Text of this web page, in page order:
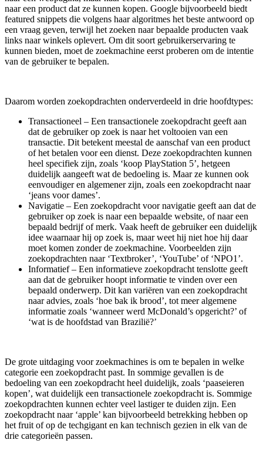
naar een product dat ze kunnen kopen. Google bijvoorbeeld biedt
featured snippets die volgens haar algoritmes het beste antwoord op
een vraag geven, terwijl het zoeken naar bepaalde producten vaak
links naar winkels oplevert. Om dit soort gebruikerservaring te
kunnen bieden, moet de zoekmachine eerst proberen om de intentie
van de gebruiker te bepalen.
Daarom worden zoekopdrachten onderverdeeld in drie hoofdtypes:
Transactioneel – Een transactionele zoekopdracht geeft aan
dat de gebruiker op zoek is naar het voltooien van een
transactie. Dit betekent meestal de aanschaf van een product
of het betalen voor een dienst. Deze zoekopdrachten kunnen
heel specifiek zijn, zoals ‘koop PlayStation 5’, hetgeen
duidelijk aangeeft wat de bedoeling is. Maar ze kunnen ook
eenvoudiger en algemener zijn, zoals een zoekopdracht naar
‘jeans voor dames’.
Navigatie – Een zoekopdracht voor navigatie geeft aan dat de
gebruiker op zoek is naar een bepaalde website, of naar een
bepaald bedrijf of merk. Vaak heeft de gebruiker een duidelijk
idee waarnaar hij op zoek is, maar weet hij niet hoe hij daar
moet komen zonder de zoekmachine. Voorbeelden zijn
zoekopdrachten naar ‘Textbroker’, ‘YouTube’ of ‘NPO1’.
Informatief – Een informatieve zoekopdracht tenslotte geeft
aan dat de gebruiker hoopt informatie te vinden over een
bepaald onderwerp. Dit kan variëren van een zoekopdracht
naar advies, zoals ‘hoe bak ik brood’, tot meer algemene
informatie zoals ‘wanneer werd McDonald’s opgericht?’ of
‘wat is de hoofdstad van Brazilië?’
De grote uitdaging voor zoekmachines is om te bepalen in welke
categorie een zoekopdracht past. In sommige gevallen is de
bedoeling van een zoekopdracht heel duidelijk, zoals ‘paaseieren
kopen’, wat duidelijk een transactionele zoekopdracht is. Sommige
zoekopdrachten kunnen echter veel lastiger te duiden zijn. Een
zoekopdracht naar ‘apple’ kan bijvoorbeeld betrekking hebben op
het fruit of op de techgigant en kan technisch gezien in elk van de
drie categorieën passen.